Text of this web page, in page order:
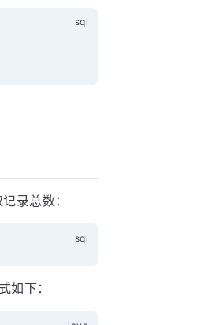
录总数：
如下：